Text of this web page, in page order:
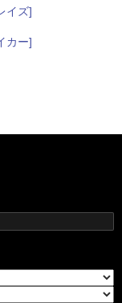
イズ]
カー]